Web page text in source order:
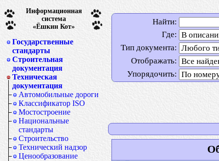
Информационная
система
«Ёшкин Кот»
Государственные
стандарты
Строительная
документация
Техническая
документация
Автомобильные дороги
Классификатор ISO
Мостостроение
Национальные
стандарты
Строительство
Технический надзор
Ценообразование
Найти:
Где:
Тип документа:
Отображать:
Упорядочить: